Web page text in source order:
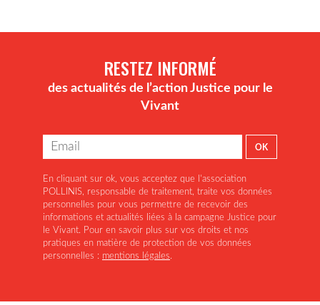
RESTEZ INFORMÉ
des actualités de l’action Justice pour le
Vivant
En cliquant sur ok, vous acceptez que l'association
POLLINIS, responsable de traitement, traite vos données
personnelles pour vous permettre de recevoir des
informations et actualités liées à la campagne Justice pour
le Vivant. Pour en savoir plus sur vos droits et nos
pratiques en matière de protection de vos données
personnelles : mentions légales.